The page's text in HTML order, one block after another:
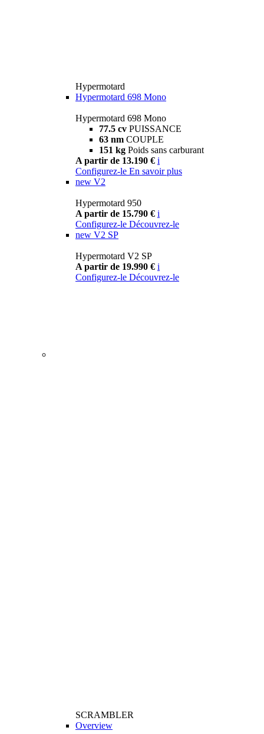
Hypermotard
Hypermotard 698 Mono
Hypermotard 698 Mono
77.5 cv PUISSANCE
63 nm COUPLE
151 kg Poids sans carburant
A partir de 13.190 € i
Configurez-le En savoir plus
new V2
Hypermotard 950
A partir de 15.790 € i
Configurez-le Découvrez-le
new V2 SP
Hypermotard V2 SP
A partir de 19.990 € i
Configurez-le Découvrez-le
SCRAMBLER
Overview